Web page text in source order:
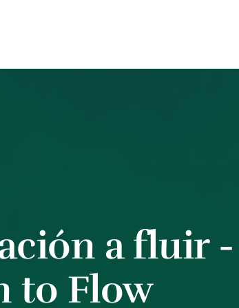
a fluir
to Flow